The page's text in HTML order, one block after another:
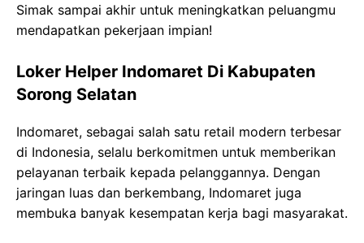
Simak sampai akhir untuk meningkatkan peluangmu
mendapatkan pekerjaan impian!
Loker Helper Indomaret Di Kabupaten
Sorong Selatan
Indomaret, sebagai salah satu retail modern terbesar
di Indonesia, selalu berkomitmen untuk memberikan
pelayanan terbaik kepada pelanggannya. Dengan
jaringan luas dan berkembang, Indomaret juga
membuka banyak kesempatan kerja bagi masyarakat.